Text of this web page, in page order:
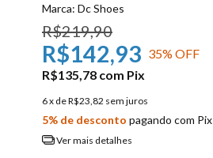
Marca: Dc Shoes
R$219,90
R$142,93 35% OFF
R$135,78 com Pix
6x deR$23,82 sem juros
5% de desconto pagando com Pix
Ver mais detalhes